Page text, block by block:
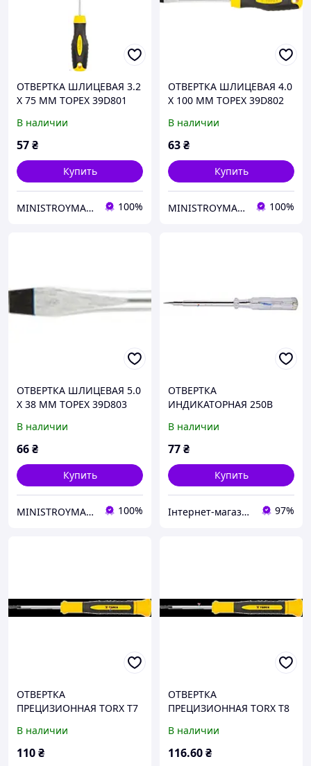
ОТВЕРТКА ШЛИЦЕВАЯ 3.2
X 75 ММ TOPEX 39D801
В наличии
57₴
Купить
MINISTROYMARKET 100%
ОТВЕРТКА ШЛИЦЕВАЯ 4.0
X 100 ММ TOPEX 39D802
В наличии
63₴
Купить
MINISTROYMARKET 100%
ОТВЕРТКА ШЛИЦЕВАЯ 5.0
X 38 ММ TOPEX 39D803
В наличии
66₴
Купить
MINISTROYMARKET 100%
ОТВЕРТКА
ИНДИКАТОРНАЯ 250В
В наличии
77₴
Купить
Інтернет-магазин ЗНАКОМО! На деякі товари може бути передплата! Відправка від 1 до 5 днів! 97%
ОТВЕРТКА
ПРЕЦИЗИОННАЯ TORX T7
В наличии
110₴
ОТВЕРТКА
ПРЕЦИЗИОННАЯ TORX T8
В наличии
116.60₴